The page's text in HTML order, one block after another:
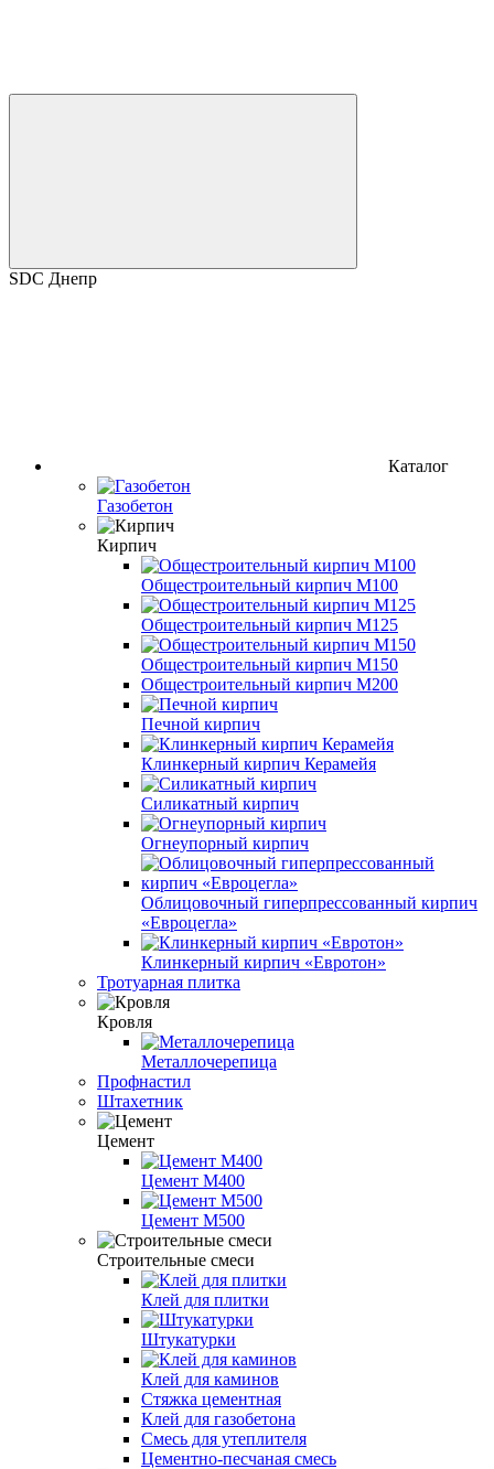
SDC Днепр
Каталог
Газобетон
Кирпич
Общестроительный кирпич М100
Общестроительный кирпич М125
Общестроительный кирпич М150
Общестроительный кирпич М200
Печной кирпич
Клинкерный кирпич Керамейя
Силикатный кирпич
Огнеупорный кирпич
Облицовочный гиперпрессованный кирпич
«Евроцегла»
Клинкерный кирпич «Евротон»
Тротуарная плитка
Кровля
Металлочерепица
Профнастил
Штахетник
Цемент
Цемент М400
Цемент М500
Строительные смеси
Клей для плитки
Штукатурки
Клей для каминов
Стяжка цементная
Клей для газобетона
Смесь для утеплителя
Цементно-песчаная смесь